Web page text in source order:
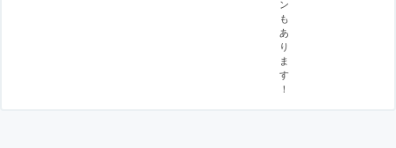
ン
も
あ
り
ま
す
！